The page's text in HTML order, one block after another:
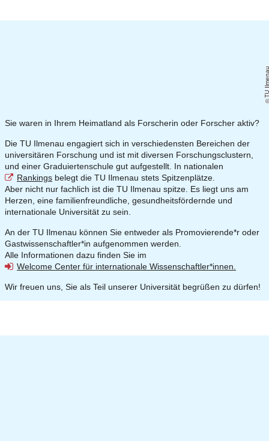
TU
Sie waren in Ihrem Heimatland als Forscherin oder Forscher aktiv?
Die TU Ilmenau engagiert sich in verschiedensten Bereichen der
universitären Forschung und ist mit diversen Forschungsclustern,
und einer Graduiertenschule gut aufgestellt. In nationalen
Rankings belegt die TU Ilmenau stets Spitzenplätze.
Aber nicht nur fachlich ist die TU Ilmenau spitze. Es liegt uns am
Herzen, eine familienfreundliche, gesundheitsfördernde und
internationale Universität zu sein.
An der TU Ilmenau können Sie entweder als Promovierende*r oder
Gastwissenschaftler*in aufgenommen werden.
Alle Informationen dazu finden Sie im
Welcome Center für internationale Wissenschaftler*innen.
Wir freuen uns, Sie als Teil unserer Universität begrüßen zu dürfen!